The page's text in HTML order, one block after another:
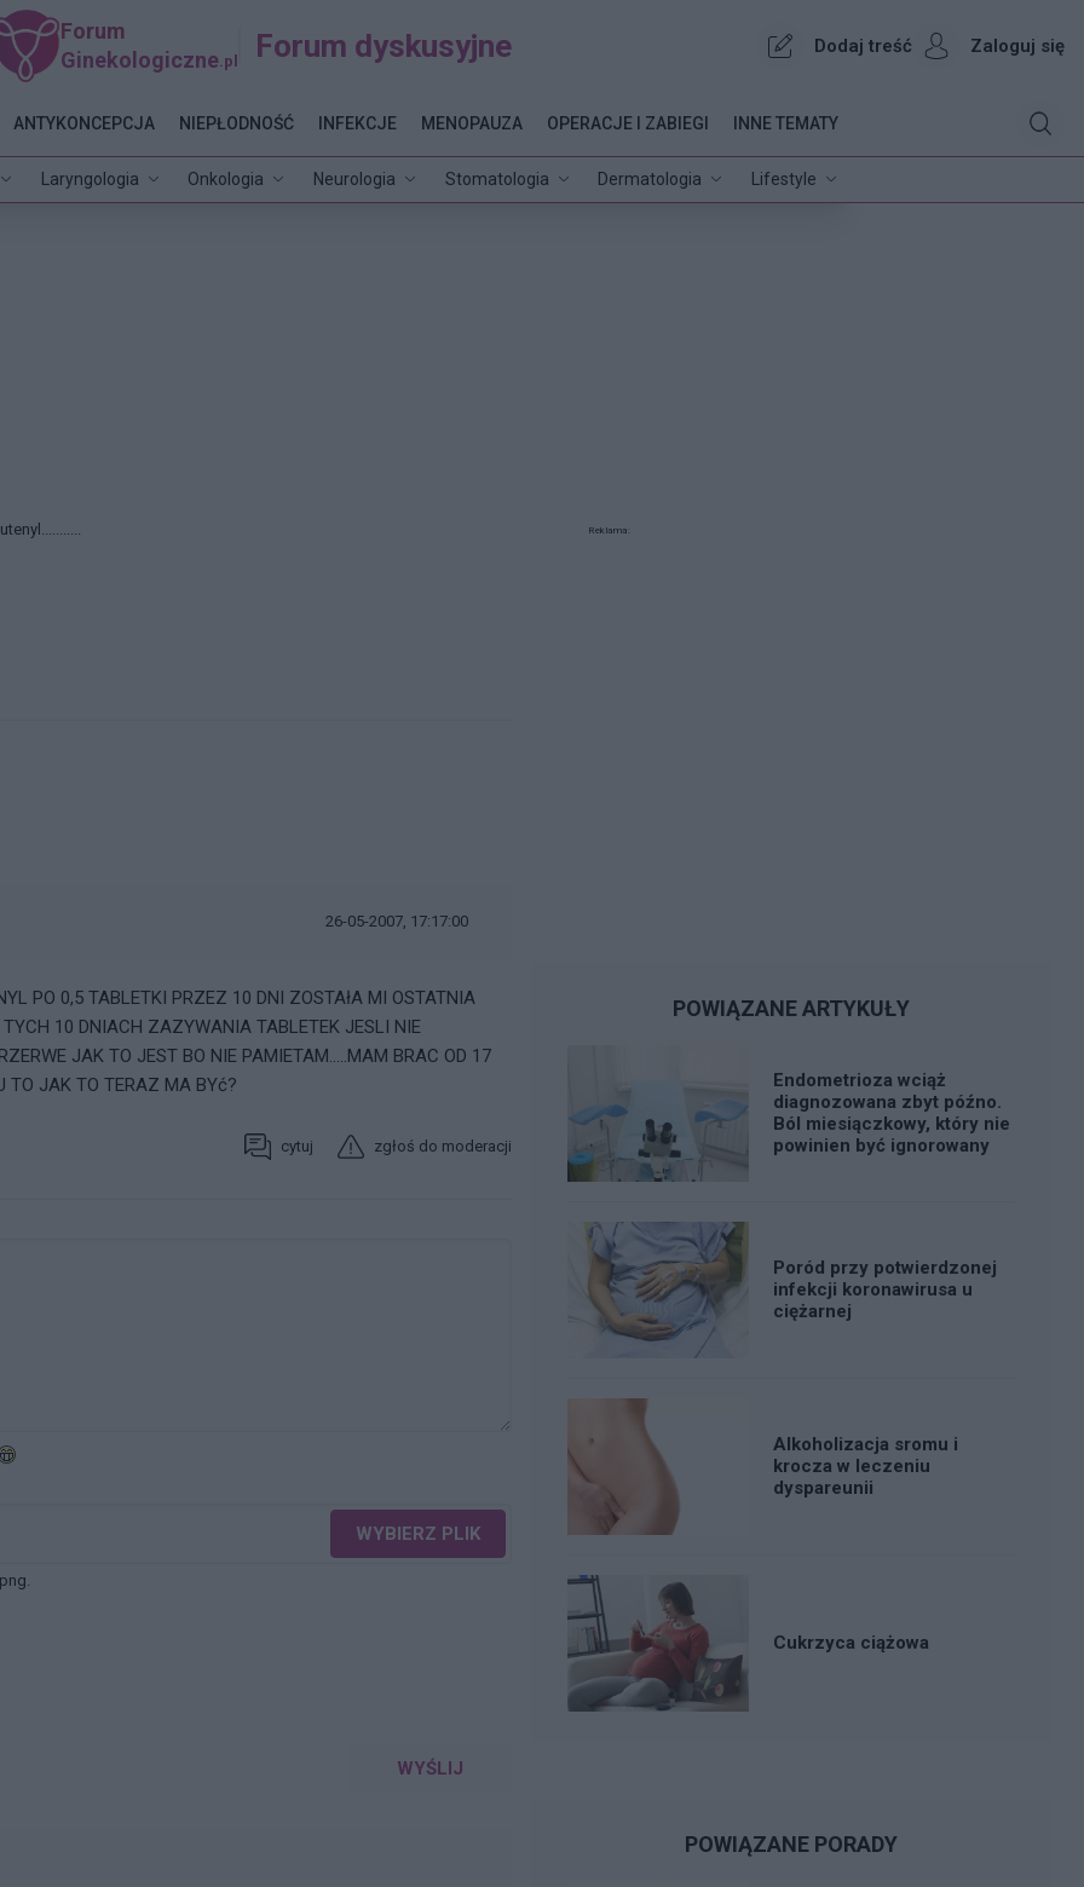
Forum
Ginekologiczne .pl Forum dyskusyjne Dodaj treść Zaloguj się
Laryngologia Onkologia Neurologia Stomatologia Dermatologia Lifestyle
ANTYKONCEPCJA NIEPŁODNOŚĆ INFEKCJE MENOPAUZA OPERACJE I ZABIEGI INNE TEMATY
lutenyl...........
26-05-2007, 17:17:00
PO 0,5 TABLETKI PRZEZ 10 DNI ZOSTAłA MI OSTATNIA
10 DNIACH ZAZYWANIA TABLETEK JESLI NIE
JAK TO JEST BO NIE PAMIETAM.....MAM BRAC OD 17
TO JAK TO TERAZ MA BYć?
cytuj zgłoś do moderacji
WYBIERZ PLIK
WYŚLIJ
Reklama:
POWIĄZANE ARTYKUŁY
Endometrioza wciąż
diagnozowana zbyt późno.
Ból miesiączkowy, który nie
powinien być ignorowany
Poród przy potwierdzonej
infekcji koronawirusa u
ciężarnej
Alkoholizacja sromu i
krocza w leczeniu
dyspareunii
Cukrzyca ciążowa
POWIĄZANE PORADY